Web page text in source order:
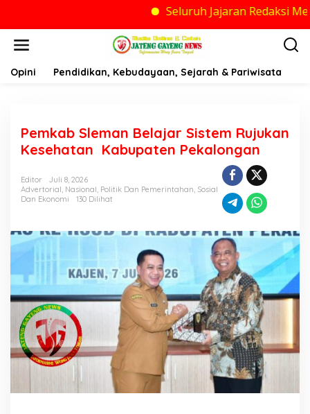
Seluruh Jajaran Redaksi Media Jateng
Opini Pendidikan, Kebudayaan, Sejarah & Pariwisata
Pemkab Sleman Belajar Sistem Rujukan
Kesehatan Kabupaten Pekalongan
Editor
Juli 8, 2026
Advertorial, Nasional, Politik Dan Pemerintahan, Sosial
Dan Ekonomi
130 Dilihat